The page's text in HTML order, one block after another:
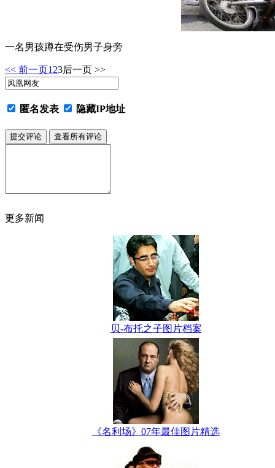
一名男孩蹲在受伤男子身旁
<< 前一页1 23后一页 >>
匿名发表 隐藏IP地址
更多新闻
贝-布托之子图片档案
《名利场》07年最佳图片精选